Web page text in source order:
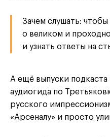
Зачем слушать:
о великом и
и узнать ответы на
А ещё выпуски
аудиогида по
русского
«Арсеналу» и просто